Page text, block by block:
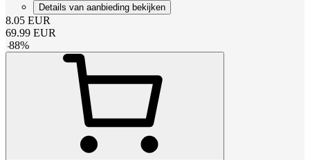
Details van aanbieding bekijken
8.05 EUR
69.99 EUR
-88%